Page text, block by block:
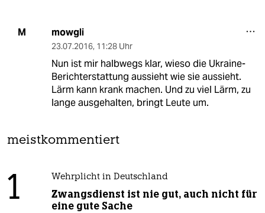
M mowgli
23.07.2016, 11:28 Uhr
Nun ist mir halbwegs klar, wieso die Ukraine-
Berichterstattung aussieht wie sie aussieht.
Lärm kann krank machen. Und zu viel Lärm, zu
lange ausgehalten, bringt Leute um.
meistkommentiert
1 Wehrplicht in Deutschland
Zwangsdienst ist nie gut, auch nicht für
eine gute Sache